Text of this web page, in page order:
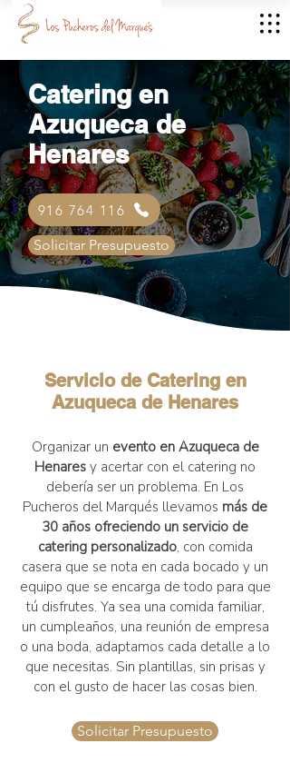
Catering en
Azuqueca de
Henares
916 764 116
Solicitar Presupuesto
Servicio de Catering en
Azuqueca de Henares
Organizar un evento en Azuqueca de
Henares y acertar con el catering no
debería ser un problema. En Los
Pucheros del Marqués llevamos más de
30 años ofreciendo un servicio de
catering personalizado, con comida
casera que se nota en cada bocado y un
equipo que se encarga de todo para que
tú disfrutes. Ya sea una comida familiar,
un cumpleaños, una reunión de empresa
o una boda, adaptamos cada detalle a lo
que necesitas. Sin plantillas, sin prisas y
con el gusto de hacer las cosas bien.
.
Solicitar Presupuesto